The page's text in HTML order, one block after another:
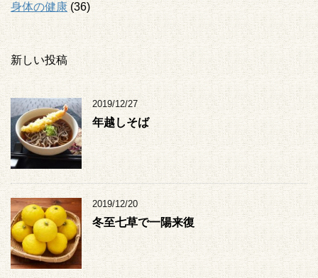
身体の健康(36)
新しい投稿
2019/12/27
年越しそば
2019/12/20
冬至七草で一陽来復